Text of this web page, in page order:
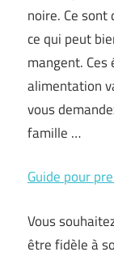
noire. Ce sont
ce qui peut
mangent.
alimentation
vous
famille …
Guide pour
Vous
être fidèle à